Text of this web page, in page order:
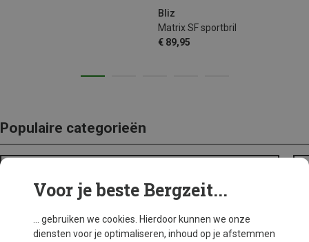
Bliz
Matrix SF sportbril
€ 89,95
Populaire categorieën
Voor je beste Bergzeit...
... gebruiken we cookies. Hierdoor kunnen we onze
diensten voor je optimaliseren, inhoud op je afstemmen